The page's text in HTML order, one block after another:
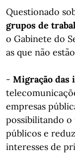
Questionado
grupos de
o Gabinete do
as que não
- Migração
empresas
possibilitando o
públicos e
interesses de